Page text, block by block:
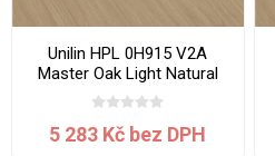
Unilin HPL 0H915 V2A
Master Oak Light Natural
3050 x 1300 x 0.7 mm
5 283 Kč bez DPH